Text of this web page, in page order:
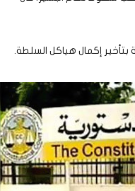
إكمال هياكل السلطة.